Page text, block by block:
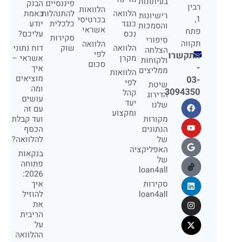
רבין
1,
פתח
תקווה
התקשרו
-
03-
3094350
רישיונות
והסמכות
סיפורי
הצלחה
ולקוחות
ממליצים
שיטת
הדירוג
שלנו
מקורות
הנתונים
של
האפליקציה
של
loan4all
סקירות
loan4all
הלוואה
כנגד
נכס
הלוואה
מקרן
הלוואות
לפי
קהל
יעד
ומקצוע
הלוואות
בכרטיסי
אשראי
הלוואה
לפי
סכום
פיננסיים
להתנהלות
כלכלית
סקירות
שוק
הבנק
באמת
יודע
עליכם?
דוח נתוני
אשראי –
איך
מוציאים
ומה
עושים
עם זה
ועד קבלת
הכסף
להלוואה?
בנקאות
פתוחה
2026:
איך
להוזיל
את
הריבית
על
ההלוואה